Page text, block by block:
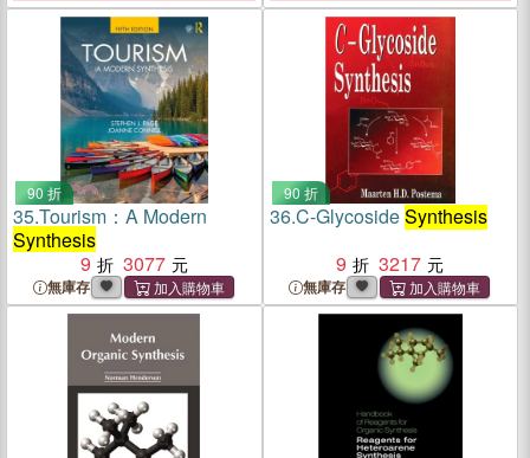
90 折
35.Tourism：A Modern
Synthesis
9
3077
無庫存
90 折
36.C-GlycosideSynthesis
9
3217
無庫存